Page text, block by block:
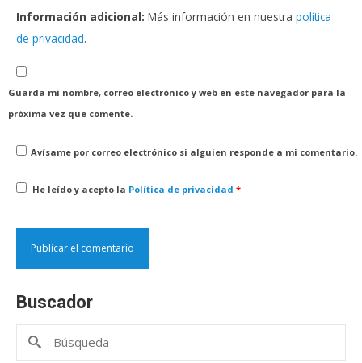
Información adicional: Más información en nuestra política
de privacidad.
Guarda mi nombre, correo electrónico y web en este navegador para la
próxima vez que comente.
Avísame por correo electrónico si alguien responde a mi comentario.
He leído y acepto la Política de privacidad *
Buscador
Buscar